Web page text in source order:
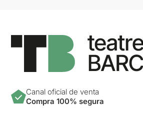
Canal oficial de venta
Compra 100% segura